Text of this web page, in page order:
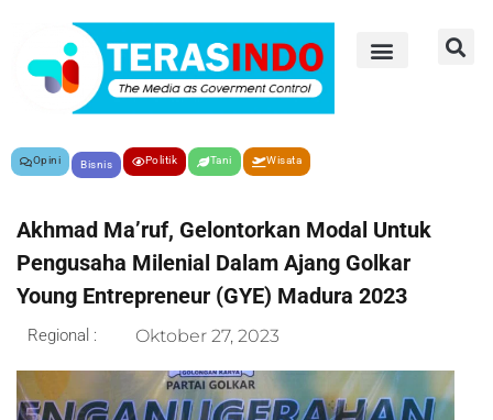
Opini Bisnis Politik Tani Wisata
Akhmad Ma’ruf, Gelontorkan Modal Untuk
Pengusaha Milenial Dalam Ajang Golkar
Young Entrepreneur (GYE) Madura 2023
Regional : Oktober 27, 2023